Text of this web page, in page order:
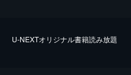
U-NEXTオリジナル書籍読み放題